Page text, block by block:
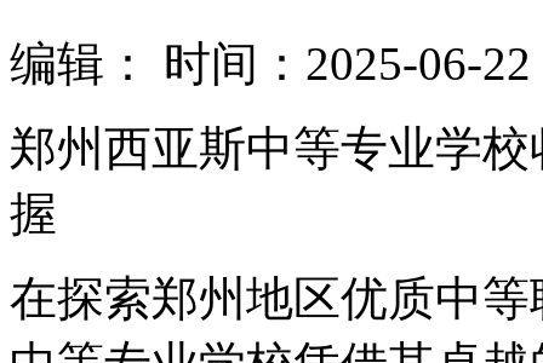
编辑：
时间：2025-06-22
郑州西亚斯中等专业学
握
在探索郑州地区优质中